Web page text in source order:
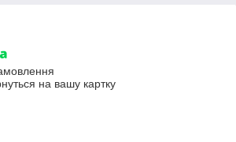
на вашу картку